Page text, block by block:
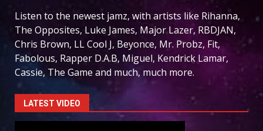
Listen to the newest jamz, with artists like Rihanna,
The Opposites, Luke James, Major Lazer, RBDJAN,
Chris Brown, LL Cool J, Beyonce, Mr. Probz, Fit,
Fabolous, Rapper D.A.B, Miguel, Kendrick Lamar,
Cassie, The Game and much, much more.
LATEST VIDEO